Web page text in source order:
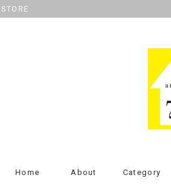
Home About Category